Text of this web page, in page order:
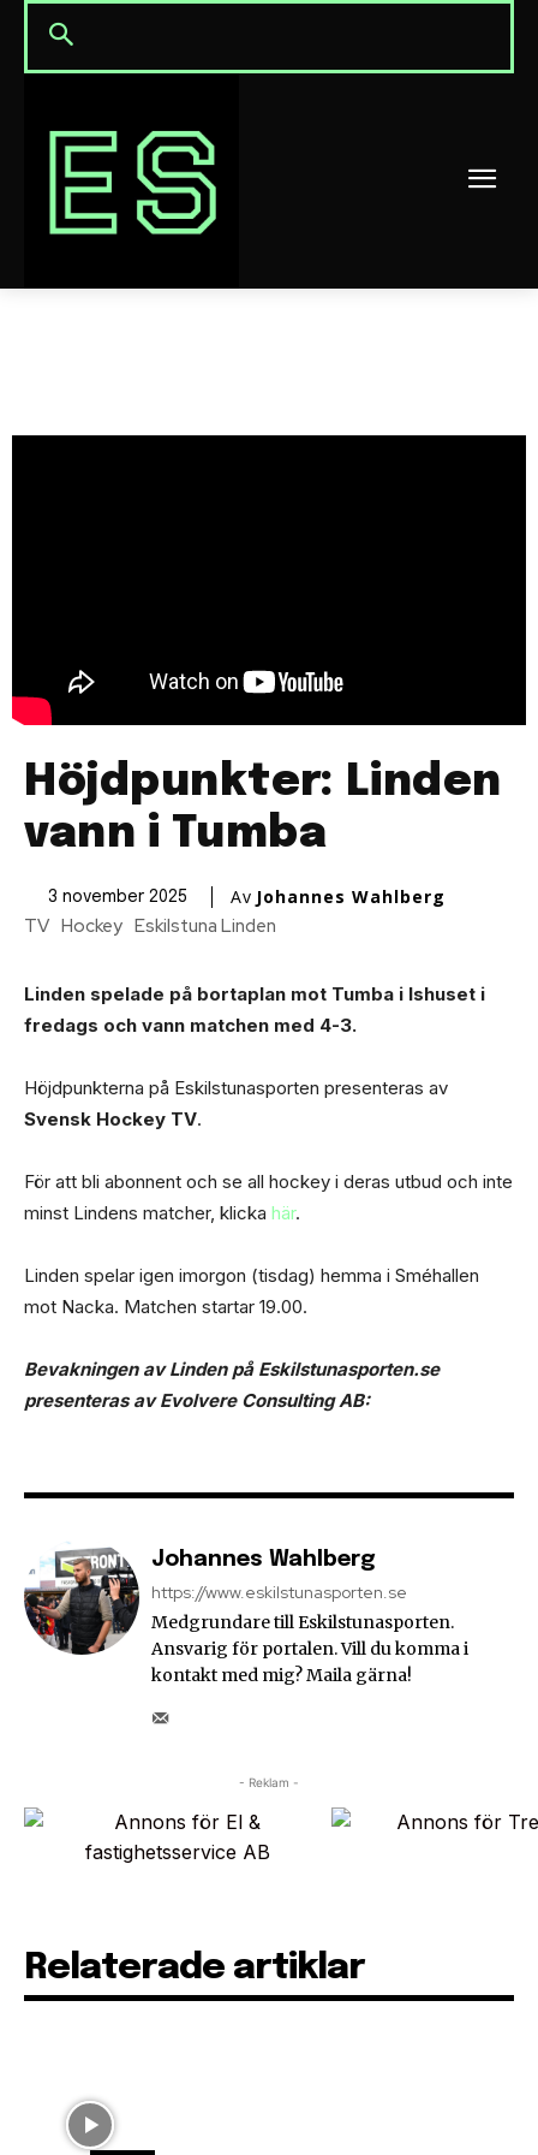
Höjdpunkter: Linden
vann i Tumba
3 november 2025 Av Johannes Wahlberg
TV Hockey Eskilstuna Linden
Linden spelade på bortaplan mot Tumba i Ishuset i
fredags och vann matchen med 4-3.
Höjdpunkterna på Eskilstunasporten presenteras av
Svensk Hockey TV.
För att bli abonnent och se all hockey i deras utbud och inte
minst Lindens matcher, klicka här.
Linden spelar igen imorgon (tisdag) hemma i Sméhallen
mot Nacka. Matchen startar 19.00.
Bevakningen av Linden på Eskilstunasporten.se
presenteras av Evolvere Consulting AB:
Johannes Wahlberg
https://www.eskilstunasporten.se
Medgrundare till Eskilstunasporten.
Ansvarig för portalen. Vill du komma i
kontakt med mig? Maila gärna!
- Reklam -
Relaterade artiklar